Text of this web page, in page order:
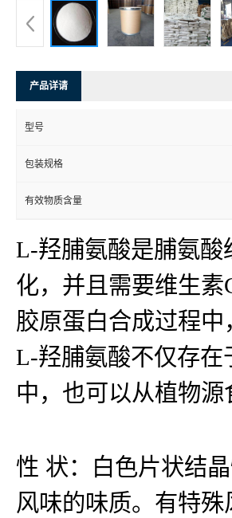
产品详请
型号
包装规格
有效物质含量
L-羟脯氨酸是脯氨酸
化，并且需要维生
胶原蛋白合成过程
L-羟脯氨酸不仅存在
中，也可以从植物
性 状：白色片状结
风味的味质。有特